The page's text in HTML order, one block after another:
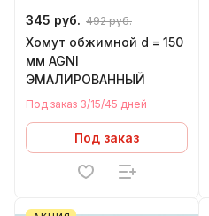
345 руб. 492 руб.
Хомут обжимной d = 150
мм AGNI
ЭМАЛИРОВАННЫЙ
Под заказ 3/15/45 дней
Под заказ